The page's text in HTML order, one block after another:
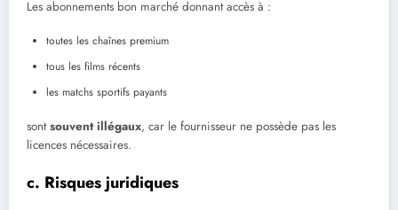
Les abonnements bon marché donnant accès à :
toutes les chaînes premium
tous les films récents
les matchs sportifs payants
sontsouvent illégaux, car le fournisseur ne possède pas les
licences nécessaires.
c. Risques juridiques